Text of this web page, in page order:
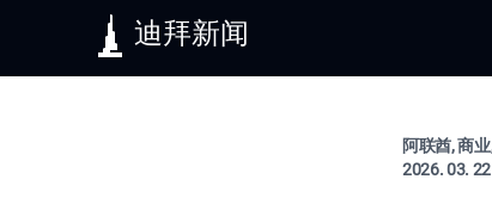
迪拜新闻
阿联酋, 商
2026. 03. 22